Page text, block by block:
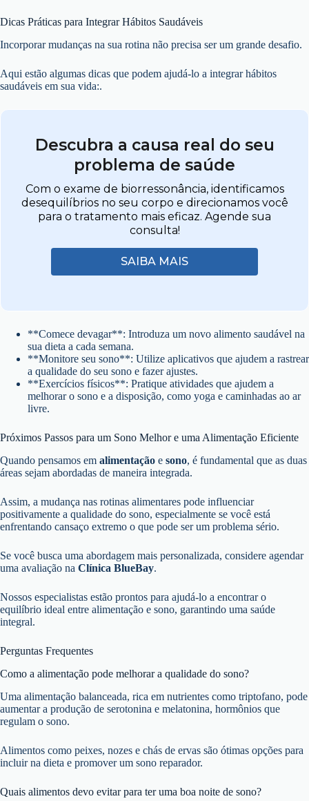
Dicas Práticas para Integrar Hábitos Saudáveis
Incorporar mudanças na sua rotina não precisa ser um grande desafio.
Aqui estão algumas dicas que podem ajudá-lo a integrar hábitos
saudáveis em sua vida:.
Descubra a causa real do seu
problema de saúde
Com o exame de biorressonância, identificamos
desequilíbrios no seu corpo e direcionamos você
para o tratamento mais eficaz. Agende sua
consulta!
SAIBA MAIS
**Comece devagar**: Introduza um novo alimento saudável na
sua dieta a cada semana.
**Monitore seu sono**: Utilize aplicativos que ajudem a rastrear
a qualidade do seu sono e fazer ajustes.
**Exercícios físicos**: Pratique atividades que ajudem a
melhorar o sono e a disposição, como yoga e caminhadas ao ar
livre.
Próximos Passos para um Sono Melhor e uma Alimentação Eficiente
Quando pensamos em alimentação e sono, é fundamental que as duas
áreas sejam abordadas de maneira integrada.
Assim, a mudança nas rotinas alimentares pode influenciar
positivamente a qualidade do sono, especialmente se você está
enfrentando cansaço extremo o que pode ser um problema sério.
Se você busca uma abordagem mais personalizada, considere agendar
uma avaliação na Clínica BlueBay.
Nossos especialistas estão prontos para ajudá-lo a encontrar o
equilíbrio ideal entre alimentação e sono, garantindo uma saúde
integral.
Perguntas Frequentes
Como a alimentação pode melhorar a qualidade do sono?
Uma alimentação balanceada, rica em nutrientes como triptofano, pode
aumentar a produção de serotonina e melatonina, hormônios que
regulam o sono.
Alimentos como peixes, nozes e chás de ervas são ótimas opções para
incluir na dieta e promover um sono reparador.
Quais alimentos devo evitar para ter uma boa noite de sono?